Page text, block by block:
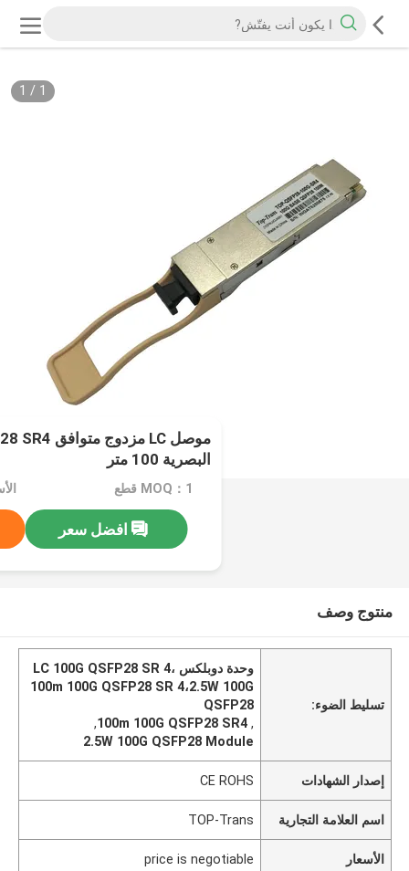
1
/
1
البصرية 100 متر
MOQ：1 قطع
افضل سعر
منتوج وصف
تسليط الضوء:
وحدة دوبلكس LC 100G QSFP28 SR 4،
100m 100G QSFP28 SR 4،2.5W 100G
QSFP28
,
100m 100G QSFP28 SR4
,
2.5W 100G QSFP28 Module
إصدار الشهادات CE ROHS
اسم العلامة التجارية TOP-Trans
الأسعار price is negotiable